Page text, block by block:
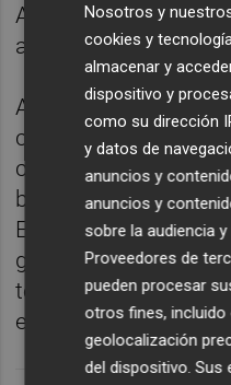
Alicante y Valencia,
autocares desde sus
Abinzano afirmó a
club "de toda la
confió en que esta
buena dinámica del
Equisoain, pueda
gente a un proyecto
todos" y que tiene
entrar en Europa".
Nosotros y
cookies y
almacenar y
dispositivo y
como su dirección
y datos de
anuncios y
anuncios y
sobre la audiencia
Proveedores de
pueden procesar
otros fines,
geolocalización
del dispositivo. Sus